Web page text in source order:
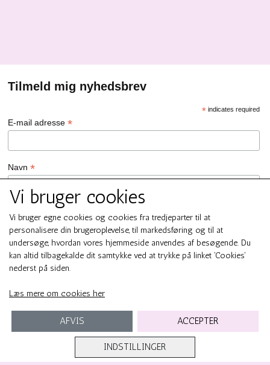
Vi bruger cookies
Vi bruger egne cookies og cookies fra tredjeparter til at
personalisere din brugeroplevelse, til markedsføring og til at
undersøge, hvordan vores hjemmeside anvendes af besøgende. Du
kan altid tilbagekalde dit samtykke ved at trykke på linket 'Cookies'
nederst på siden.
Læs mere om cookies her
INDSTILLINGER
AFVIS ACCEPTER
Tilmeld mig nyhedsbrev
*indicates required
E-mail adresse*
Navn*
GDPR Persondata/Privatlivspolitik
Ja tak, jeg vil gerne tilmeldes nyhedsbrevet hos SMUK by GREN
Du kan til enhver tid afmelde dig ved at klikke på linket i
bundfoden af ​​vores e-mails. For information om vores
persondata/privatlivspolitik, bedes du besøge smukbygren.dk .
We use Mailchimp as our marketing platform. By clicking below to
subscribe, you acknowledge that your information will be
Mailchimp's privacy practices here.